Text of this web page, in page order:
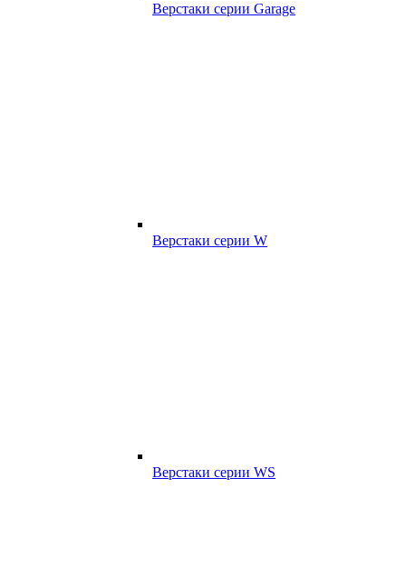
Верстаки серии Garage
Верстаки серии W
Верстаки серии WS